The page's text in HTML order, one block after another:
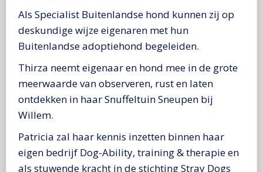
Als Specialist Buitenlandse hond kunnen zij op
deskundige wijze eigenaren met hun
Buitenlandse adoptiehond begeleiden.
Thirza neemt eigenaar en hond mee in de grote
meerwaarde van observeren, rust en laten
ontdekken in haar Snuffeltuin Sneupen bij
Willem.
Patricia zal haar kennis inzetten binnen haar
eigen bedrijf Dog-Ability, training & therapie en
als stuwende kracht in de stichting Stray Dogs